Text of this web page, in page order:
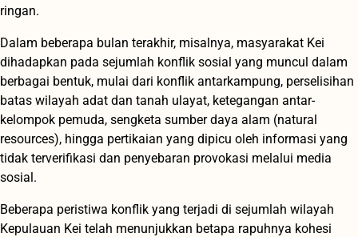
ringan.
Dalam beberapa bulan terakhir, misalnya, masyarakat Kei
dihadapkan pada sejumlah konflik sosial yang muncul dalam
berbagai bentuk, mulai dari konflik antarkampung, perselisihan
batas wilayah adat dan tanah ulayat, ketegangan antar-
kelompok pemuda, sengketa sumber daya alam (natural
resources), hingga pertikaian yang dipicu oleh informasi yang
tidak terverifikasi dan penyebaran provokasi melalui media
sosial.
Beberapa peristiwa konflik yang terjadi di sejumlah wilayah
Kepulauan Kei telah menunjukkan betapa rapuhnya kohesi